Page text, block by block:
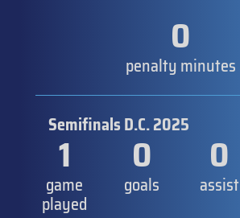
0
penalty minutes
Semifinals D.C. 2025
1
game
played
0
goals
0
assist